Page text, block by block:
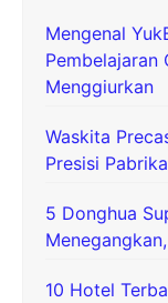
Mengenal
Pembelajaran
Menggiurkan
Waskita
Presisi
5 Donghua
10 Hotel